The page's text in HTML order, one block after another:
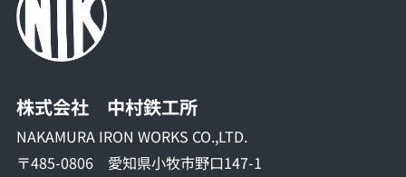
株式会社 中村鉄工所
NAKAMURA IRON WORKS CO.,LTD.
〒485-0806 愛知県小牧市野口147-1